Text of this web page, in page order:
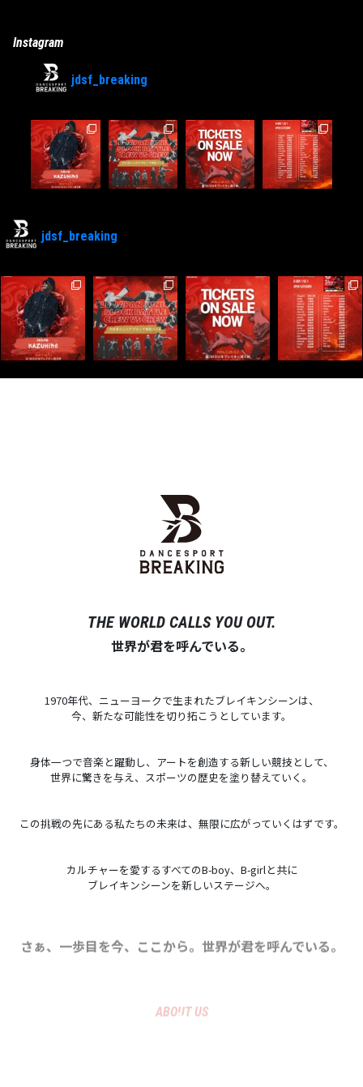
Instagram
jdsf_breaking
jdsf_breaking
THE WORLD CALLS YOU OUT.
世界が君を呼んでいる。
1970年代、ニューヨークで生まれたブレイキンシーンは、
今、新たな可能性を切り拓こうとしています。
身体一つで音楽と躍動し、アートを創造する新しい競技として、
世界に驚きを与え、スポーツの歴史を塗り替えていく。
この挑戦の先にある私たちの未来は、無限に広がっていくはずです。
カルチャーを愛するすべてのB-boy、B-girlと共に
ブレイキンシーンを新しいステージへ。
さぁ、一歩目を今、ここから。世界が君を呼んでいる。